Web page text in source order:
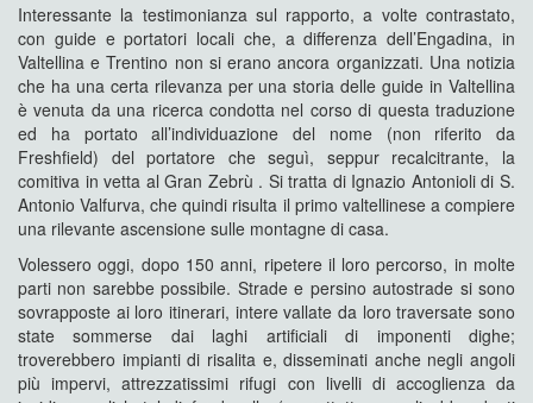
Interessante la testimonianza sul rapporto, a volte contrastato,
con guide e portatori locali che, a differenza dell’Engadina, in
Valtellina e Trentino non si erano ancora organizzati. Una notizia
che ha una certa rilevanza per una storia delle guide in Valtellina
è venuta da una ricerca condotta nel corso di questa traduzione
ed ha portato all’individuazione del nome (non riferito da
Freshfield) del portatore che seguì, seppur recalcitrante, la
comitiva in vetta al Gran Zebrù . Si tratta di Ignazio Antonioli di S.
Antonio Valfurva, che quindi risulta il primo valtellinese a compiere
una rilevante ascensione sulle montagne di casa.
Volessero oggi, dopo 150 anni, ripetere il loro percorso, in molte
parti non sarebbe possibile. Strade e persino autostrade si sono
sovrapposte ai loro itinerari, intere vallate da loro traversate sono
state sommerse dai laghi artificiali di imponenti dighe;
troverebbero impianti di risalita e, disseminati anche negli angoli
più impervi, attrezzatissimi rifugi con livelli di accoglienza da